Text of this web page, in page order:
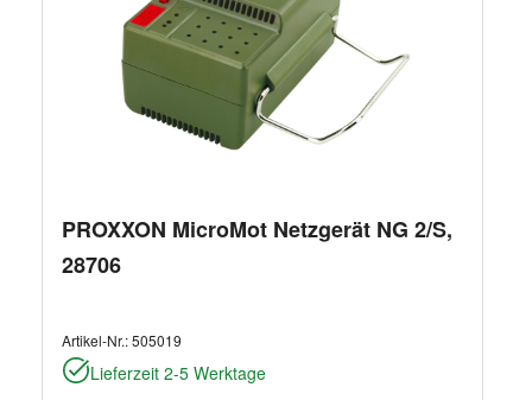
PROXXON MicroMot Netzgerät NG 2/S,
28706
Artikel-Nr.:505019
Lieferzeit 2-5 Werktage